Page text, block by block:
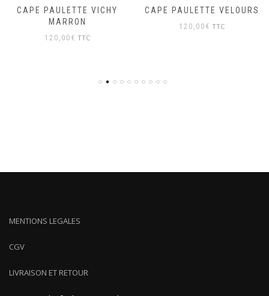
CAPE PAULETTE VICHY
MARRON
120,00 € TTC
CAPE PAULETTE VELOURS
120,00 € TTC
MENTIONS LEGALES
CGV
LIVRAISON ET RETOUR